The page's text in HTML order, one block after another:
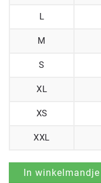
L
M
S
XL
XS
XXL